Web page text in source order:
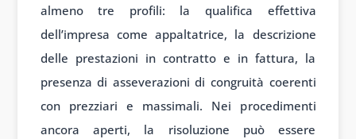
almeno tre profili: la qualifica effettiva
dell’impresa come appaltatrice, la descrizione
delle prestazioni in contratto e in fattura, la
presenza di asseverazioni di congruità coerenti
con prezziari e massimali. Nei procedimenti
ancora aperti, la risoluzione può essere